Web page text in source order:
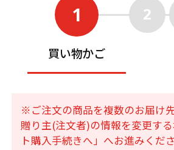
1
買い物かご
2
※ご注文の商品を複数のお届け先
贈り主(注文者)の情報を変更す
ト購入手続きへ」へお進みくださ